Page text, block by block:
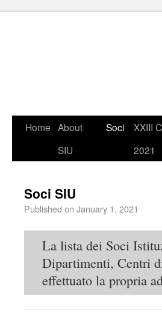
Home About
SIU
Soci
XXIII
2021
Soci SIU
Published on January 1, 2021
La lista dei Soci
Dipartimenti, Centri
effettuato la propria